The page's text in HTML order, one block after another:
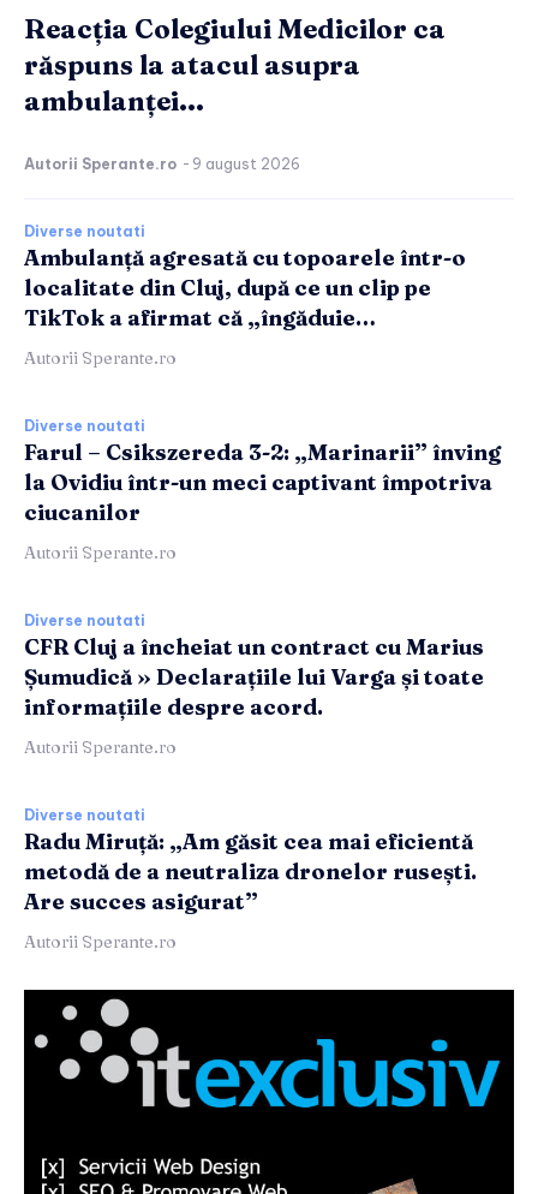
Reacția Colegiului Medicilor ca
răspuns la atacul asupra
ambulanței...
Autorii Sperante.ro - 9 august 2026
Diverse noutati
Ambulanță agresată cu topoarele într-o
localitate din Cluj, după ce un clip pe
TikTok a afirmat că „îngăduie…
Autorii Sperante.ro
Diverse noutati
Farul – Csikszereda 3-2: „Marinarii” înving
la Ovidiu într-un meci captivant împotriva
ciucanilor
Autorii Sperante.ro
Diverse noutati
CFR Cluj a încheiat un contract cu Marius
Șumudică » Declarațiile lui Varga și toate
informațiile despre acord.
Autorii Sperante.ro
Diverse noutati
Radu Miruță: „Am găsit cea mai eficientă
metodă de a neutraliza dronelor rusești.
Are succes asigurat”
Autorii Sperante.ro